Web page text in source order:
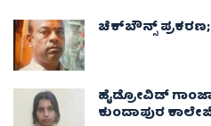
ಚೆಕ್​ಬೌನ್ಸ್​
ಹೈಡ್ರೋವಿಡ್
ಕುಂದಾಪುರ